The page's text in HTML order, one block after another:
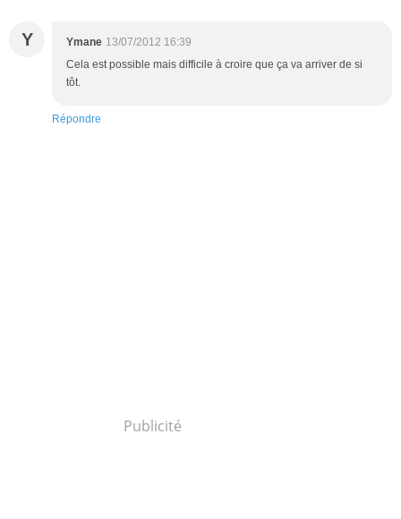
Y Ymane 13/07/2012 16:39
Cela est possible mais difficile à croire que ça va arriver de si
tôt.
Répondre
Publicité